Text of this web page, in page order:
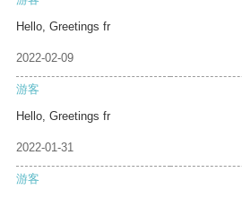
Hello, Greetings fr
2022-02-09
游客
Hello, Greetings fr
2022-01-31
游客